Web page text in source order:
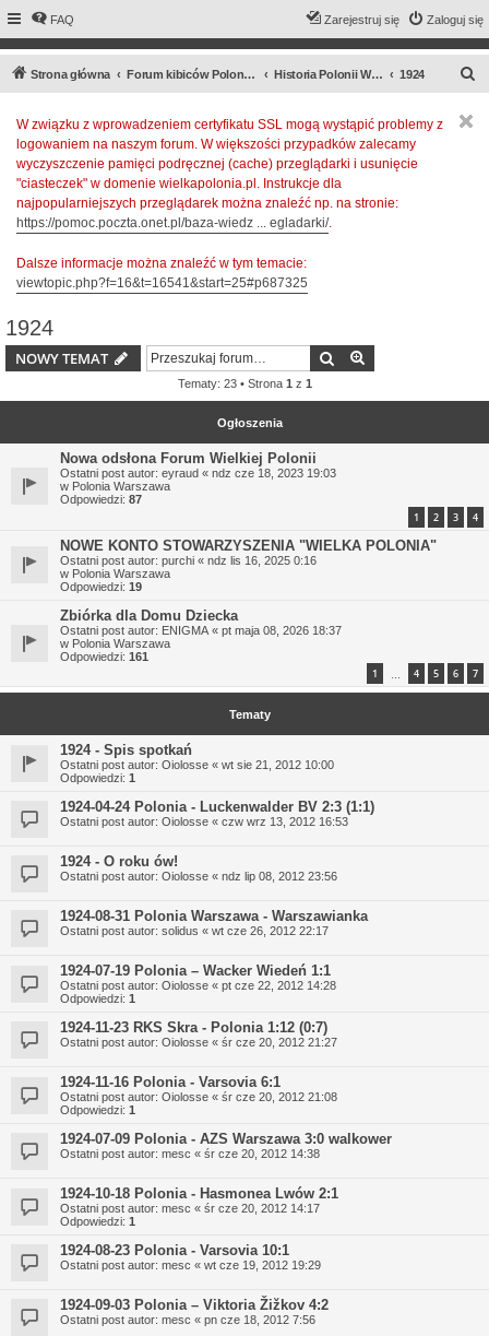
FAQ Zaloguj się
Zarejestruj się
Strona główna Forum kibiców Polonii Warszawa Historia Polonii Warszawa 1924
W związku z wprowadzeniem certyfikatu SSL mogą wystąpić problemy z
logowaniem na naszym forum. W większości przypadków zalecamy
wyczyszczenie pamięci podręcznej (cache) przeglądarki i usunięcie
"ciasteczek" w domenie wielkapolonia.pl. Instrukcje dla
najpopularniejszych przeglądarek można znaleźć np. na stronie:
https://pomoc.poczta.onet.pl/baza-wiedz ... egladarki/.
Dalsze informacje można znaleźć w tym temacie:
viewtopic.php?f=16&t=16541&start=25#p687325
1924
NOWY TEMAT Szukaj
Tematy: 23 • Strona 1 z 1
Ogłoszenia
Nowa odsłona Forum Wielkiej Polonii
Ostatni post autor: eyraud « ndz cze 18, 2023 19:03
w Polonia Warszawa
Odpowiedzi: 87
1 2 3 4
NOWE KONTO STOWARZYSZENIA "WIELKA POLONIA"
Ostatni post autor: purchi « ndz lis 16, 2025 0:16
w Polonia Warszawa
Odpowiedzi: 19
Zbiórka dla Domu Dziecka
Ostatni post autor: ENIGMA « pt maja 08, 2026 18:37
w Polonia Warszawa
Odpowiedzi: 161
1 4 5 6 7
Tematy
1924 - Spis spotkań
Ostatni post autor: Oiolosse « wt sie 21, 2012 10:00
Odpowiedzi: 1
1924-04-24 Polonia - Luckenwalder BV 2:3 (1:1)
Ostatni post autor: Oiolosse « czw wrz 13, 2012 16:53
1924 - O roku ów!
Ostatni post autor: Oiolosse « ndz lip 08, 2012 23:56
1924-08-31 Polonia Warszawa - Warszawianka
Ostatni post autor: solidus « wt cze 26, 2012 22:17
1924-07-19 Polonia – Wacker Wiedeń 1:1
Ostatni post autor: Oiolosse « pt cze 22, 2012 14:28
Odpowiedzi: 1
1924-11-23 RKS Skra - Polonia 1:12 (0:7)
Ostatni post autor: Oiolosse « śr cze 20, 2012 21:27
1924-11-16 Polonia - Varsovia 6:1
Ostatni post autor: Oiolosse « śr cze 20, 2012 21:08
Odpowiedzi: 1
1924-07-09 Polonia - AZS Warszawa 3:0 walkower
Ostatni post autor: mesc « śr cze 20, 2012 14:38
1924-10-18 Polonia - Hasmonea Lwów 2:1
Ostatni post autor: mesc « śr cze 20, 2012 14:17
Odpowiedzi: 1
1924-08-23 Polonia - Varsovia 10:1
Ostatni post autor: mesc « wt cze 19, 2012 19:29
1924-09-03 Polonia – Viktoria Žižkov 4:2
Ostatni post autor: mesc « pn cze 18, 2012 7:56